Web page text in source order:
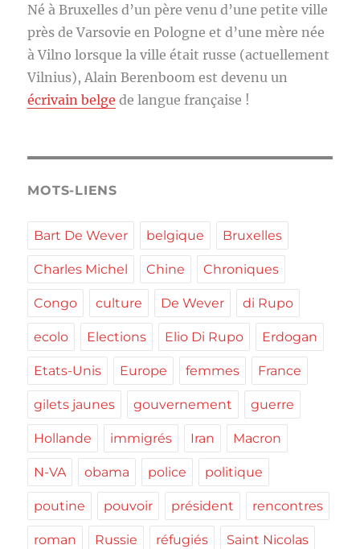
Né à Bruxelles d’un père venu d’une petite ville
près de Varsovie en Pologne et d’une mère née
à Vilno lorsque la ville était russe (actuellement
Vilnius), Alain Berenboom est devenu un
écrivain belge de langue française !
MOTS-LIENS
Bart De Wever belgique Bruxelles
Charles Michel Chine Chroniques
Congo culture De Wever di Rupo
ecolo Elections Elio Di Rupo Erdogan
Etats-Unis Europe femmes France
gilets jaunes gouvernement guerre
Hollande immigrés Iran Macron
N-VA obama police politique
poutine pouvoir président rencontres
roman Russie réfugiés Saint Nicolas